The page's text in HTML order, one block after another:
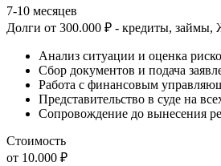
7-10 месяцев
Долги от 300.000 ₽ - кредиты,
Анализ ситуации и оценка
Сбор документов и подача
Работа с финансовым
Представительство в суде на
Сопровождение до вынесения
Стоимость
от 10.000 ₽